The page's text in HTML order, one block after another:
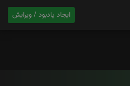
ایجاد یادبود / ویرایش